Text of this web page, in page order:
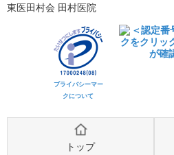
東医田村会 田村医院
プライバシーマー
クについて
トップ